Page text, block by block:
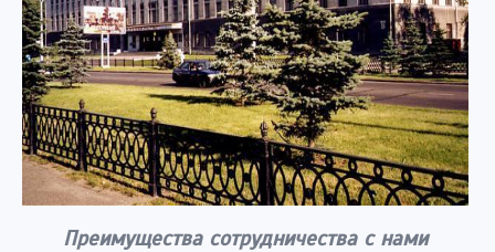
Преимущества сотрудничества с нами